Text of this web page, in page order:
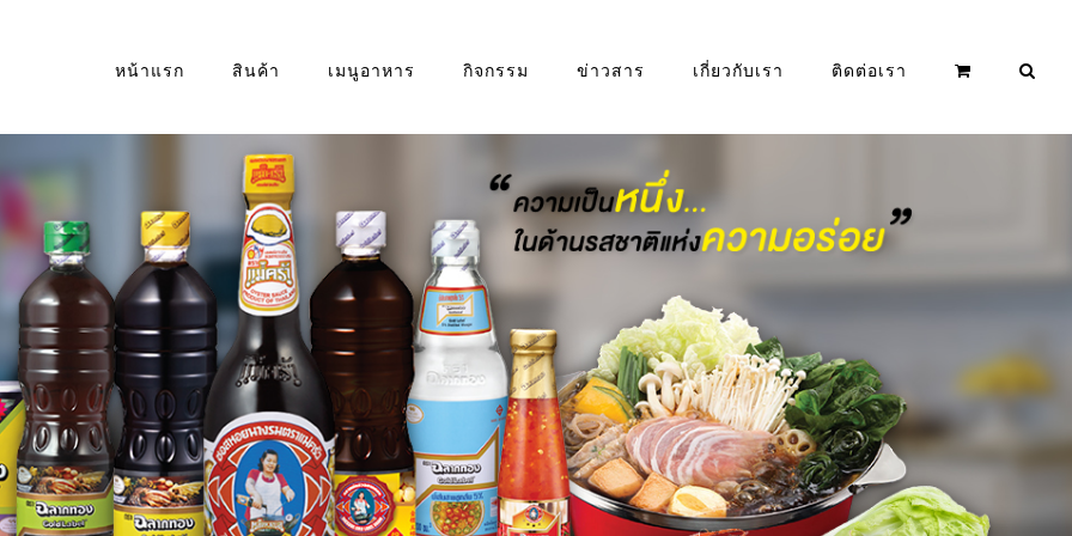
หน้าแรก สินค้า เมนูอาหาร กิจกรรม ข่าวสาร เกี่ยวกับเรา ติดต่อเรา